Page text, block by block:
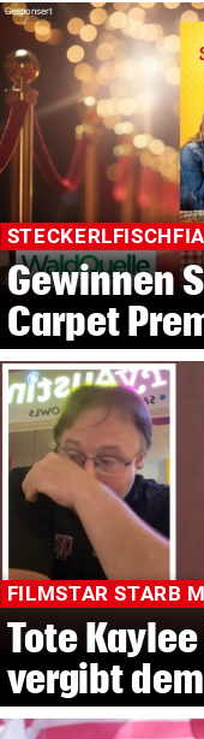
Gewinnen
Carpet
Gesponsert
FILMSTAR STARB
Tote
vergibt